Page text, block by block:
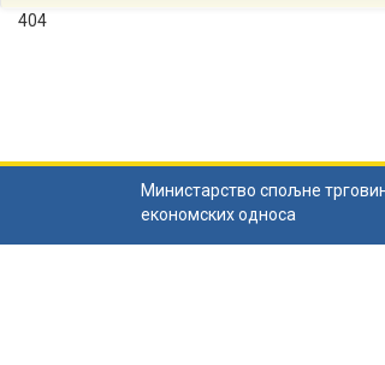
404
Министарство спољне
економских односа